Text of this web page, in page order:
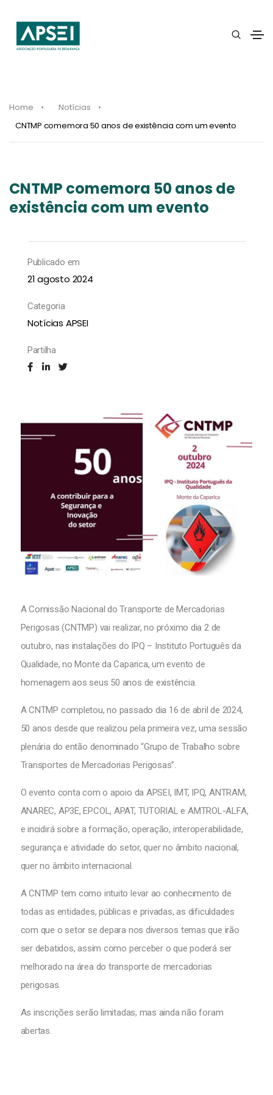
Home
Notícias
CNTMP comemora 50 anos de existência com um evento
CNTMP comemora 50 anos de
existência com um evento
Publicado em
21 agosto 2024
Categoria
Notícias APSEI
Partilha
A Comissão Nacional do Transporte de Mercadorias
Perigosas (CNTMP) vai realizar, no próximo dia 2 de
outubro, nas instalações do IPQ – Instituto Português da
Qualidade, no Monte da Caparica, um evento de
homenagem aos seus 50 anos de existência.
A CNTMP completou, no passado dia 16 de abril de 2024,
50 anos desde que realizou pela primeira vez, uma sessão
plenária do então denominado “Grupo de Trabalho sobre
Transportes de Mercadorias Perigosas”.
O evento conta com o apoio da APSEI, IMT, IPQ, ANTRAM,
ANAREC, AP3E, EPCOL, APAT, TUTORIAL e AMTROL-ALFA,
e incidirá sobre a formação, operação, interoperabilidade,
segurança e atividade do setor, quer no âmbito nacional,
quer no âmbito internacional.
A CNTMP tem como intuito levar ao conhecimento de
todas as entidades, públicas e privadas, as dificuldades
com que o setor se depara nos diversos temas que irão
ser debatidos, assim como perceber o que poderá ser
melhorado na área do transporte de mercadorias
perigosas.
As inscrições serão limitadas, mas ainda não foram
abertas.